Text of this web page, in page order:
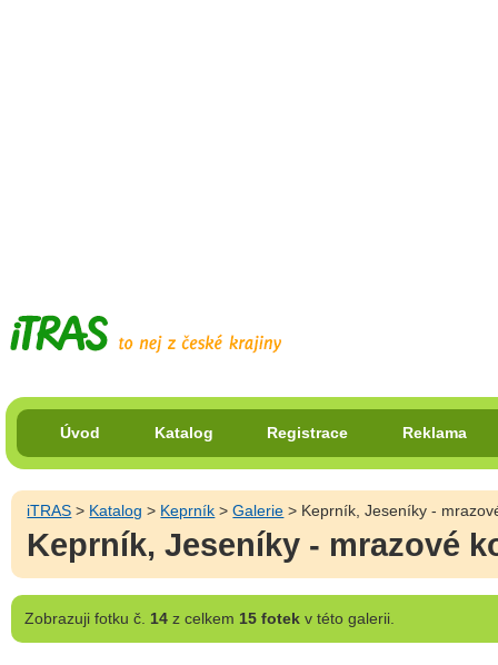
Úvod Katalog Registrace Reklama
iTRAS > Katalog > Keprník >Galerie > Keprník, Jeseníky -
Keprník, Jeseníky - mrazové
Zobrazujifotku č. 14z celkem 15 fotekv této galerii.